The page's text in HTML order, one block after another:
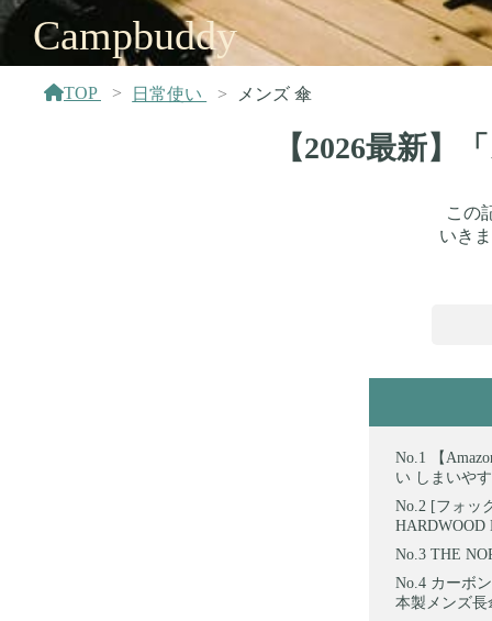
Campbuddy
TOP 日常使い メンズ 傘
【2026最新】
この
いき
【
い しまいや
[フォッ
THE
カーボ
本製メンズ長